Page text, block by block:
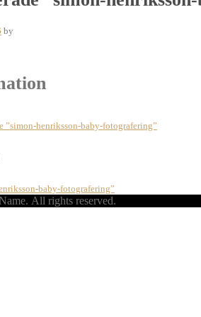
by
”simon-henriksson-baby-fotografering”
baby-fotografering”
All rights reserved.